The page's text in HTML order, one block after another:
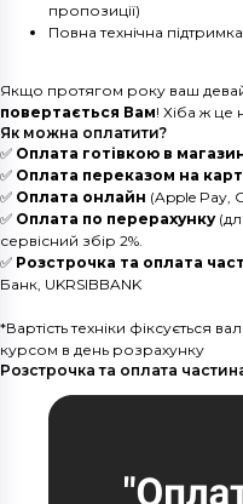
пропозиції)
Повна технічна підтримка
Якщо протягом року ваш девайс
повертається Вам! Хіба ж це
Як можна оплатити?
✅ Оплата готівкою в
✅ Оплата переказом на
✅ Оплата онлайн (Apple Pay,
✅ Оплата по перерахунку
сервісний збір 2%.
✅ Розстрочка та оплата
Банк, UKRSIBBANK
*Вартість техніки фіксується
курсом в день розрахунку
Розстрочка та оплата